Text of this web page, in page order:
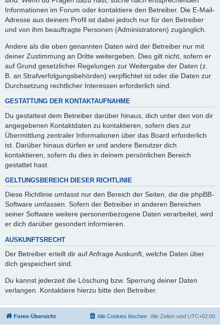
Informationen im Forum oder kontaktiere den Betreiber. Die E-Mail-
Adresse aus deinem Profil ist dabei jedoch nur für den Betreiber
und von ihm beauftragte Personen (Administratoren) zugänglich.
Andere als die oben genannten Daten wird der Betreiber nur mit
deiner Zustimmung an Dritte weitergeben. Dies gilt nicht, sofern er
auf Grund gesetzlicher Regelungen zur Weitergabe der Daten (z.
B. an Strafverfolgungsbehörden) verpflichtet ist oder die Daten zur
Durchsetzung rechtlicher Interessen erforderlich sind.
GESTATTUNG DER KONTAKTAUFNAHME
Du gestattest dem Betreiber darüber hinaus, dich unter den von dir
angegebenen Kontaktdaten zu kontaktieren, sofern dies zur
Übermittlung zentraler Informationen über das Board erforderlich
ist. Darüber hinaus dürfen er und andere Benutzer dich
kontaktieren, sofern du dies in deinem persönlichen Bereich
gestattet hast.
GELTUNGSBEREICH DIESER RICHTLINIE
Diese Richtlinie umfasst nur den Bereich der Seiten, die die phpBB-
Software umfassen. Sofern der Betreiber in anderen Bereichen
seiner Software weitere personenbezogene Daten verarbeitet, wird
er dich darüber gesondert informieren.
AUSKUNFTSRECHT
Der Betreiber erteilt dir auf Anfrage Auskunft, welche Daten über
dich gespeichert sind.
Du kannst jederzeit die Löschung bzw. Sperrung deiner Daten
verlangen. Kontaktiere hierzu bitte den Betreiber.
Foren-Übersicht Alle Zeiten sind UTC+02:00
Alle Cookies löschen